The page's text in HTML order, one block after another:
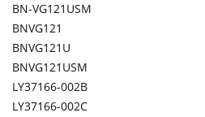
BN-VG121USM
BNVG121
BNVG121U
BNVG121USM
LY37166-002B
LY37166-002C